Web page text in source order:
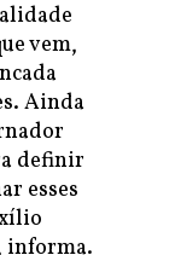
vem,
Ainda
definir
esses
informa.